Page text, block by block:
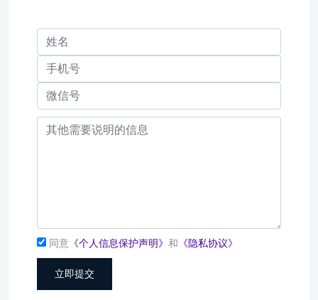
同意 《个人信息保护声明》 和 《隐私协议》
立即提交